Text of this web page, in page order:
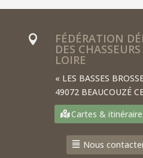
 FÉDÉRATION
DES
LOIRE
« LES BASSES
49072 BEAUCOUZÉ
Cartes &
Nous